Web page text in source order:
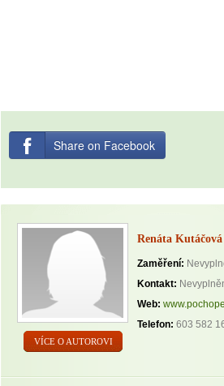
Share on Facebook
VÍCE O AUTOROVI
Renáta Kutáčová
Zaměření:
Kontakt:
Web:
Telefon: 603 582